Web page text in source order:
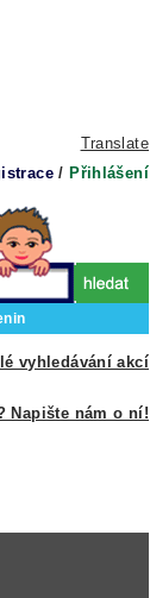
Translate
/ Přihlášení
vyhledávání akcí
Napište nám o ní!